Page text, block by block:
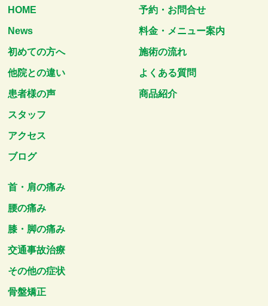
HOME
News
初めての方へ
他院との違い
患者様の声
スタッフ
アクセス
ブログ
予約・お問合せ
料金・メニュー案内
施術の流れ
よくある質問
商品紹介
首・肩の痛み
腰の痛み
膝・脚の痛み
交通事故治療
その他の症状
骨盤矯正